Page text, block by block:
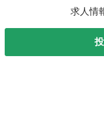
求人情